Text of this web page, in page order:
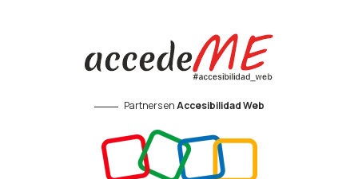
Partners enAccesibilidad Web